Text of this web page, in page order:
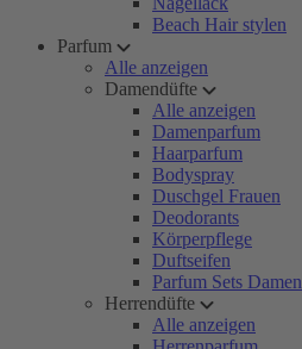
Beach Hair stylen
Parfum
Alle anzeigen
Damendüfte
Alle anzeigen
Damenparfum
Haarparfum
Bodyspray
Duschgel Frauen
Deodorants
Körperpflege
Duftseifen
Parfum Sets Damen
Herrendüfte
Alle anzeigen